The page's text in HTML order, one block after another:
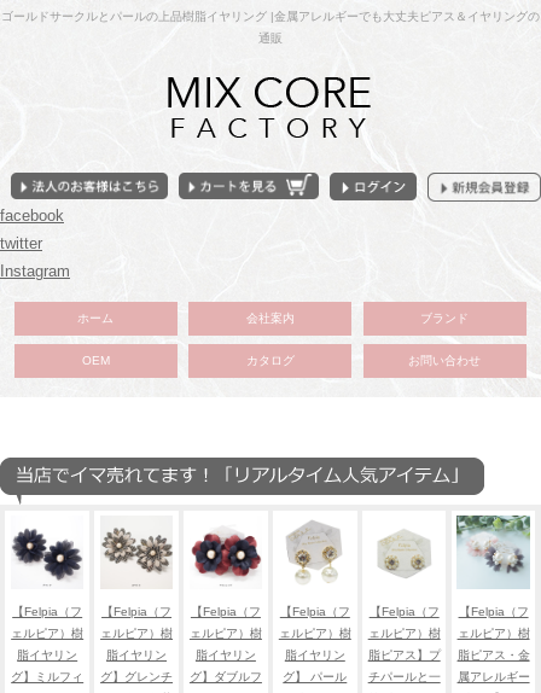
ゴールドサークルとパールの上品樹脂イヤリング |金属アレルギーでも大丈夫ピアス＆イヤリングの
通販
facebook
twitter
Instagram
ホーム 会社案内 ブランド
OEM カタログ お問い合わせ
【Felpia（フ
ェルピア）樹
脂イヤリン
グ】ミルフィ
【Felpia（フ
ェルピア）樹
脂イヤリン
グ】グレンチ
【Felpia（フ
ェルピア）樹
脂イヤリン
グ】ダブルフ
【Felpia（フ
ェルピア）樹
脂イヤリン
グ】 パール
【Felpia（フ
ェルピア）樹
脂ピアス】プ
チパールと一
【Felpia（フ
ェルピア）樹
脂ピアス・金
属アレルギー